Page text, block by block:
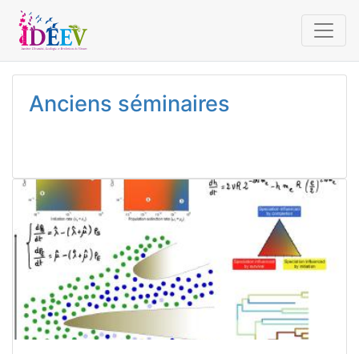
Anciens séminaires